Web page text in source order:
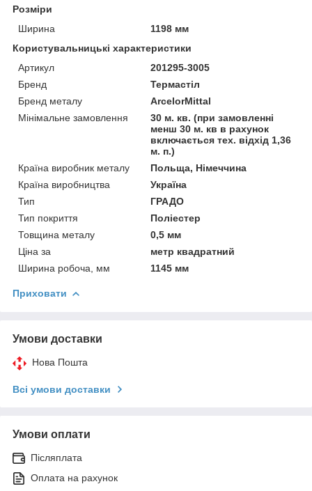
Розміри
Ширина
1198 мм
Користувальницькі характеристики
Артикул
201295-3005
Бренд
Термастіл
Бренд металу
ArcelorMittal
Мінімальне замовлення
30 м. кв. (при замовленні
менш 30 м. кв в рахунок
включається тех. відхід 1,36
м. п.)
Країна виробник металу
Польща, Німеччина
Країна виробництва
Україна
Тип
ГРАДО
Тип покриття
Поліестер
Товщина металу
0,5 мм
Ціна за
метр квадратний
Ширина робоча, мм
1145 мм
Приховати
Умови доставки
Нова Пошта
Всі умови доставки
Умови оплати
Післяплата
Оплата на рахунок